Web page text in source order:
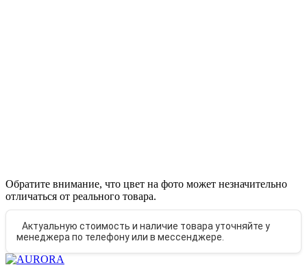
Обратите внимание, что цвет на фото может незначительно
отличаться от реального товара.
Актуальную стоимость и наличие товара уточняйте у
менеджера по телефону или в мессенджере.